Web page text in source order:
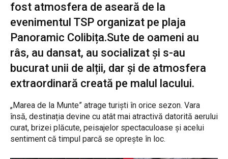
fost atmosfera de aseară de la
evenimentul TSP organizat pe plaja
Panoramic Colibița.Sute de oameni au
râs, au dansat, au socializat și s-au
bucurat unii de alții, dar și de atmosfera
extraordinară creată pe malul lacului.
„Marea de la Munte” atrage turiști în orice sezon. Vara
însă, destinația devine cu atât mai atractivă datorită aerului
curat, brizei plăcute, peisajelor spectaculoase și acelui
sentiment că timpul parcă se oprește în loc.